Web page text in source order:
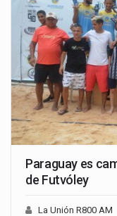
Paraguay es
de Futvóley
La Unión R800 AM